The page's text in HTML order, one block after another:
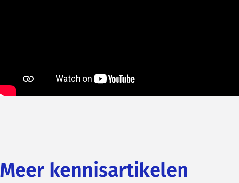
Meer kennisartikelen